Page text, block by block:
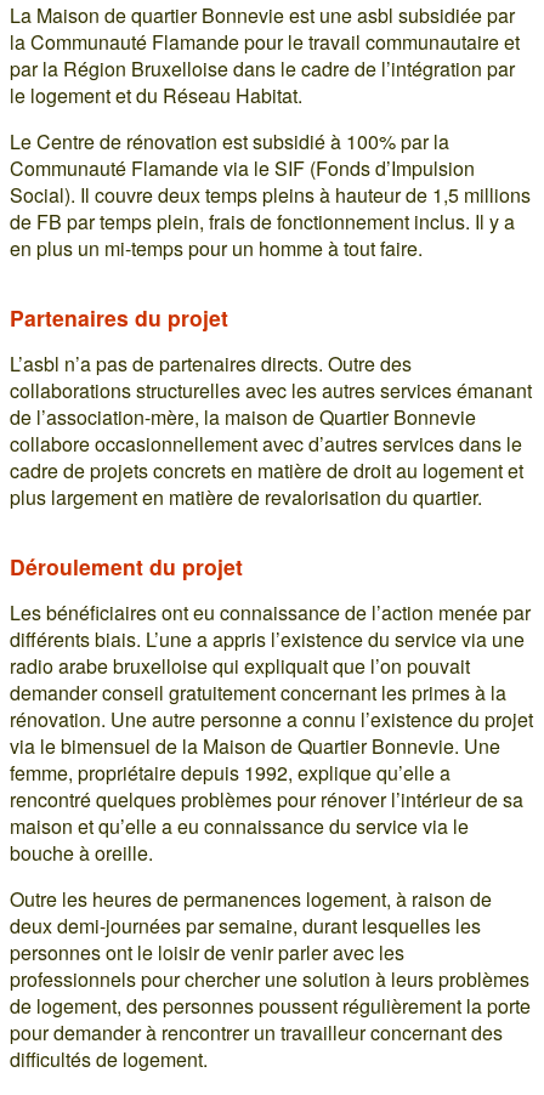
La Maison de quartier Bonnevie est une asbl subsidiée par
la Communauté Flamande pour le travail communautaire et
par la Région Bruxelloise dans le cadre de l’intégration par
le logement et du Réseau Habitat.
Le Centre de rénovation est subsidié à 100% par la
Communauté Flamande via le SIF (Fonds d’Impulsion
Social). Il couvre deux temps pleins à hauteur de 1,5 millions
de FB par temps plein, frais de fonctionnement inclus. Il y a
en plus un mi-temps pour un homme à tout faire.
Partenaires du projet
L’asbl n’a pas de partenaires directs. Outre des
collaborations structurelles avec les autres services émanant
de l’association-mère, la maison de Quartier Bonnevie
collabore occasionnellement avec d’autres services dans le
cadre de projets concrets en matière de droit au logement et
plus largement en matière de revalorisation du quartier.
Déroulement du projet
Les bénéficiaires ont eu connaissance de l’action menée par
différents biais. L’une a appris l’existence du service via une
radio arabe bruxelloise qui expliquait que l’on pouvait
demander conseil gratuitement concernant les primes à la
rénovation. Une autre personne a connu l’existence du projet
via le bimensuel de la Maison de Quartier Bonnevie. Une
femme, propriétaire depuis 1992, explique qu’elle a
rencontré quelques problèmes pour rénover l’intérieur de sa
maison et qu’elle a eu connaissance du service via le
bouche à oreille.
Outre les heures de permanences logement, à raison de
deux demi-journées par semaine, durant lesquelles les
personnes ont le loisir de venir parler avec les
professionnels pour chercher une solution à leurs problèmes
de logement, des personnes poussent régulièrement la porte
pour demander à rencontrer un travailleur concernant des
difficultés de logement.